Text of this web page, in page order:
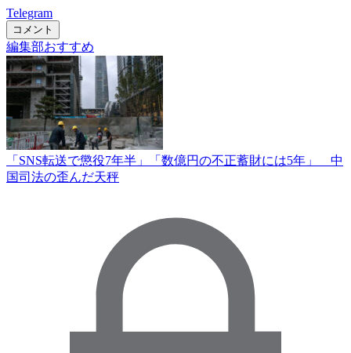
Telegram
コメント
編集部おすすめ
「SNS転送で懲役7年半」「数億円の不正蓄財には5年」 中
国司法の歪んだ天秤